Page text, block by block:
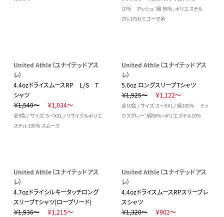
10％ アッシュ：綿 98％、ポリエステル
2％ 17sセミコーマ糸
United Athle（ユナイテッドアス
レ）
4.4ozドライスムースRP L/S T
シャツ
￥1,540～
￥1,034～
全9色 / サイズ：S～XXL / リサイクルポリエ
ステル 100％ スムース
United Athle（ユナイテッドアス
レ）
5.6oz ロングスリーブTシャツ
￥1,925～
￥1,122～
全10色 / サイズ：S～XXL / 綿100％ ミッ
クスグレー：綿90%・ポリエステル10%
United Athle（ユナイテッドアス
レ）
4.7ozドライシルキータッチロング
スリーブTシャツ(ローブリード)
￥1,936～
￥1,215～
United Athle（ユナイテッドアス
レ）
4.4ozドライスムースRPスリーブレ
スシャツ
￥1,320～
￥902～